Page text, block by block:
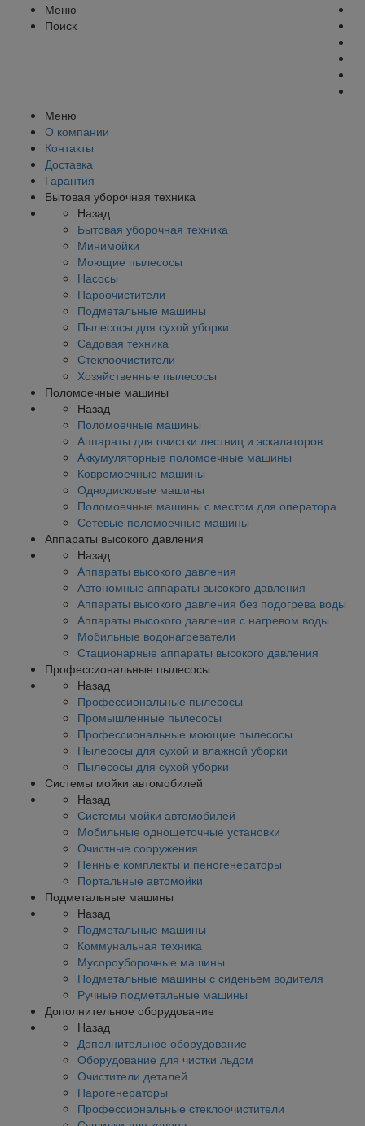
Меню
Поиск
Меню
О компании
Контакты
Доставка
Гарантия
Бытовая уборочная техника
Назад
Бытовая уборочная техника
Минимойки
Моющие пылесосы
Насосы
Пароочистители
Подметальные машины
Пылесосы для сухой уборки
Садовая техника
Стеклоочистители
Хозяйственные пылесосы
Поломоечные машины
Назад
Поломоечные машины
Аппараты для очистки лестниц и эскалаторов
Аккумуляторные поломоечные машины
Ковромоечные машины
Однодисковые машины
Поломоечные машины с местом для оператора
Сетевые поломоечные машины
Аппараты высокого давления
Назад
Аппараты высокого давления
Автономные аппараты высокого давления
Аппараты высокого давления без подогрева воды
Аппараты высокого давления с нагревом воды
Мобильные водонагреватели
Стационарные аппараты высокого давления
Профессиональные пылесосы
Назад
Профессиональные пылесосы
Промышленные пылесосы
Профессиональные моющие пылесосы
Пылесосы для сухой и влажной уборки
Пылесосы для сухой уборки
Системы мойки автомобилей
Назад
Системы мойки автомобилей
Мобильные однощеточные установки
Очистные сооружения
Пенные комплекты и пеногенераторы
Портальные автомойки
Подметальные машины
Назад
Подметальные машины
Коммунальная техника
Мусороуборочные машины
Подметальные машины с сиденьем водителя
Ручные подметальные машины
Дополнительное оборудование
Назад
Дополнительное оборудование
Оборудование для чистки льдом
Очистители деталей
Парогенераторы
Профессиональные стеклоочистители